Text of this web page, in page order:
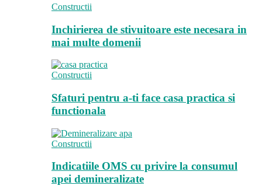
Constructii
Inchirierea de stivuitoare este necesara in
mai multe domenii
Constructii
Sfaturi pentru a-ti face casa practica si
functionala
Constructii
Indicatiile OMS cu privire la consumul
apei demineralizate